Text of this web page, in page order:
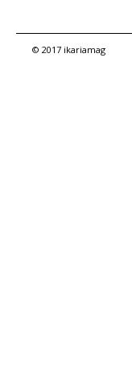
© 2017 ikariamag